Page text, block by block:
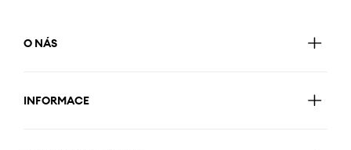
O NÁS
INFORMACE